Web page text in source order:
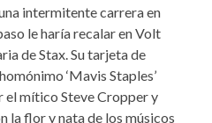
intermitente carrera en
le haría recalar en Volt
de Stax. Su tarjeta de
‘Mavis Staples’
mítico Steve Cropper y
la flor y nata de los músicos